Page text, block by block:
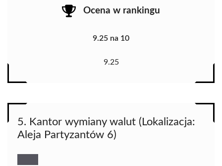
Ocena w rankingu
9.25 na 10
9.25
5. Kantor wymiany walut (Lokalizacja:
Aleja Partyzantów 6)